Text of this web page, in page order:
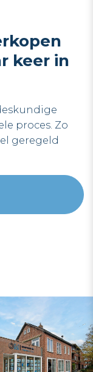
keer in
proces. Zo
geregeld